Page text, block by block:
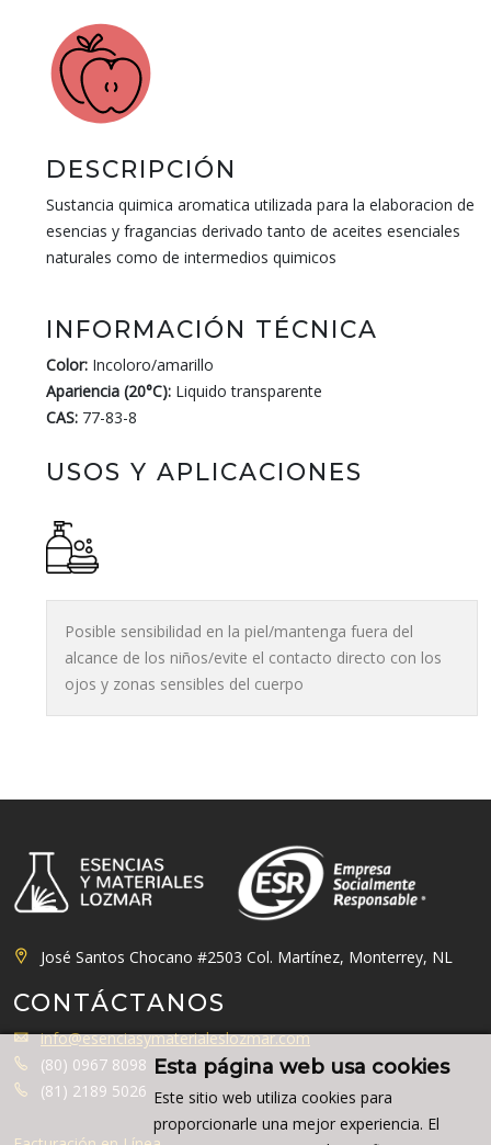
Esta página web usa cookies
Este sitio web utiliza cookies para
proporcionarle una mejor experiencia. El
DESCRIPCIÓN
Sustancia quimica aromatica utilizada para la elaboracion de
esencias y fragancias derivado tanto de aceites esenciales
naturales como de intermedios quimicos
INFORMACIÓN TÉCNICA
Color: Incoloro/amarillo
Apariencia (20°C): Liquido transparente
CAS: 77-83-8
USOS Y APLICACIONES
Posible sensibilidad en la piel/mantenga fuera del
alcance de los niños/evite el contacto directo con los
ojos y zonas sensibles del cuerpo
José Santos Chocano #2503 Col. Martínez, Monterrey, NL
CONTÁCTANOS
info@esenciasymaterialeslozmar.com
(80) 0967 8098
(81) 2189 5026